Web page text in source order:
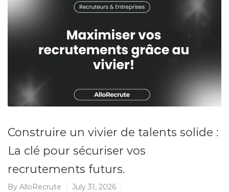
Construire un vivier de talents solide :
La clé pour sécuriser vos
recrutements futurs.
By AlloRecrute
July 31, 2026